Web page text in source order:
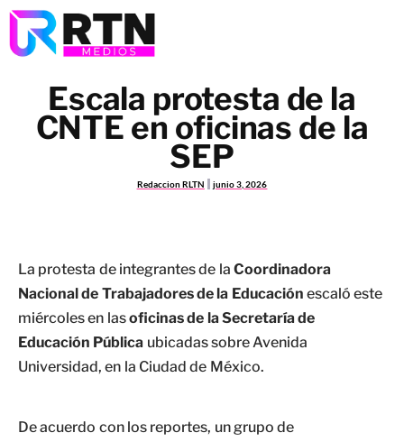
Escala protesta de la
CNTE en oficinas de la
SEP
Redaccion RLTN junio 3, 2026
La protesta de integrantes de la Coordinadora
Nacional de Trabajadores de la Educación escaló este
miércoles en lasoficinas de la Secretaría de
Educación Pública ubicadas sobre Avenida
Universidad, en la Ciudad de México.
De acuerdo con los reportes, un grupo de